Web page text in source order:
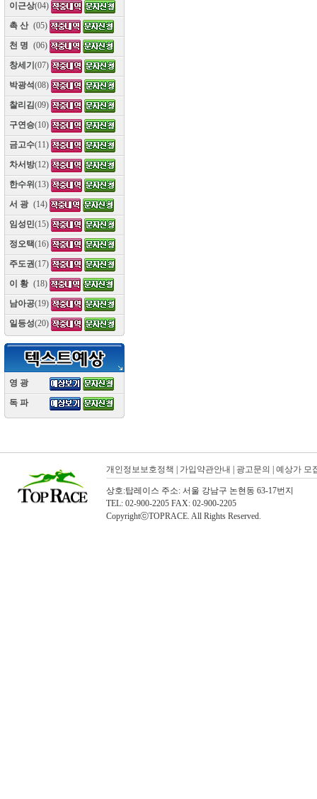
이근상(04)
촉 산 (05)
천 명 (06)
창세기 (07)
박광석(08)
찰리김(09)
구연승(10)
금고수(11)
차서방(12)
한수위 (13)
서 광 (14)
임성민(15)
정오택(16)
주도권(17)
이 황 (18)
남아공(19)
일등성(20)
영 광
독 파
개인정보보호정책 가입약관안내 광고문의 예상가 모
상호:탑레이스 주소: 서울 강남구 논현동 63-17번지
TEL: 02-900-2205 FAX: 02-900-2205
CopyrightⓒTOPRACE. All Rights Reserved.